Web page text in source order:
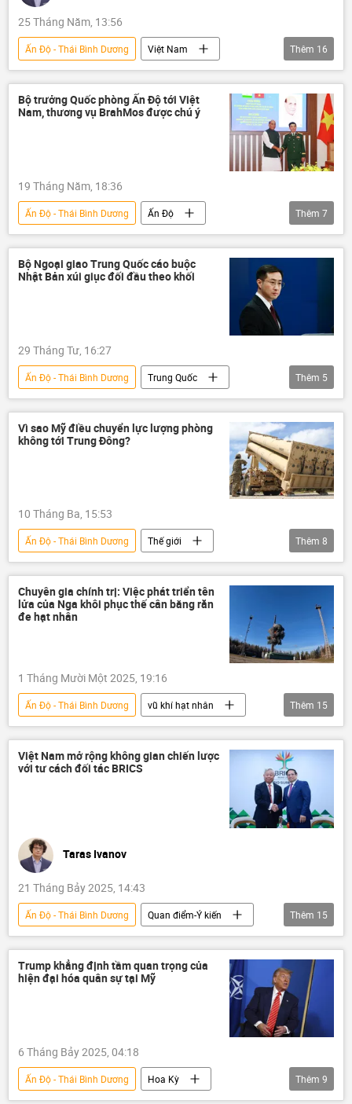
25 Tháng Năm, 13:56
Ấn Độ - Thái Bình Dương
Việt Nam
Tác giả
Quan điểm-Ý kiến
Tô Lâm
chuyến thăm
Tổng bí thư
Chủ tịch nước
đối ngoại quốc phòng
Thái Bình Dương
quan hệ quốc tế
an ninh quốc phòng
quốc phòng
Thêm 16
Bộ trưởng Quốc phòng Ấn Độ tới Việt
Nam, thương vụ BrahMos được chú ý
19 Tháng Năm, 18:36
Ấn Độ - Thái Bình Dương
Ấn Độ
Ấn Độ Dương
BrahMos
Phan Văn Giang
Bộ Quốc phòng Việt Nam
quốc phòng
Việt Nam
Thêm 7
Bộ Ngoại giao Trung Quốc cáo buộc
Nhật Bản xúi giục đối đầu theo khối
29 Tháng Tư, 16:27
Ấn Độ - Thái Bình Dương
Trung Quốc
Nhật Bản
Thế giới
Chính trị
Bộ Ngoại giao Trung Quốc
Việt Nam
Thêm 5
Vì sao Mỹ điều chuyển lực lượng phòng
không tới Trung Đông?
10 Tháng Ba, 15:53
Ấn Độ - Thái Bình Dương
Thế giới
Chính trị
Báo chí thế giới
Hàn Quốc
Trung Đông
Hoa Kỳ
Iran
hệ thống THAAD
Thêm 8
Chuyên gia chính trị: Việc phát triển tên
lửa của Nga khôi phục thế cân bằng răn
đe hạt nhân
1 Tháng Mười Một 2025, 19:16
Ấn Độ - Thái Bình Dương
vũ khí hạt nhân
lĩnh vực hạt nhân
Nga
Quân sự
Thế giới
Ukraina
Châu Âu
Matxcơva
Hoa Kỳ
chuyên gia
Thêm 15
Việt Nam mở rộng không gian chiến lược
với tư cách đối tác BRICS
Taras Ivanov
21 Tháng Bảy 2025, 14:43
Ấn Độ - Thái Bình Dương
Quan điểm-Ý kiến
Tác giả
Việt Nam
BRICS
Ngân hàng Phát triển BRICS
ngoại giao
Chính sách
đa phương
Chính trị
Kinh tế
Trung Quốc
Thêm 15
Trump khẳng định tầm quan trọng của
hiện đại hóa quân sự tại Mỹ
6 Tháng Bảy 2025, 04:18
Ấn Độ - Thái Bình Dương
Hoa Kỳ
Thêm 9